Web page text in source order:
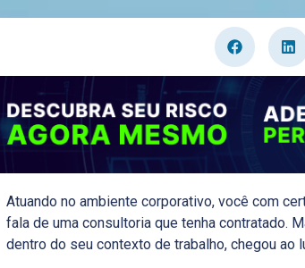
Atuando no ambiente corporativo, você com
fala de uma consultoria que tenha contratado.
dentro do seu contexto de trabalho, chegou ao